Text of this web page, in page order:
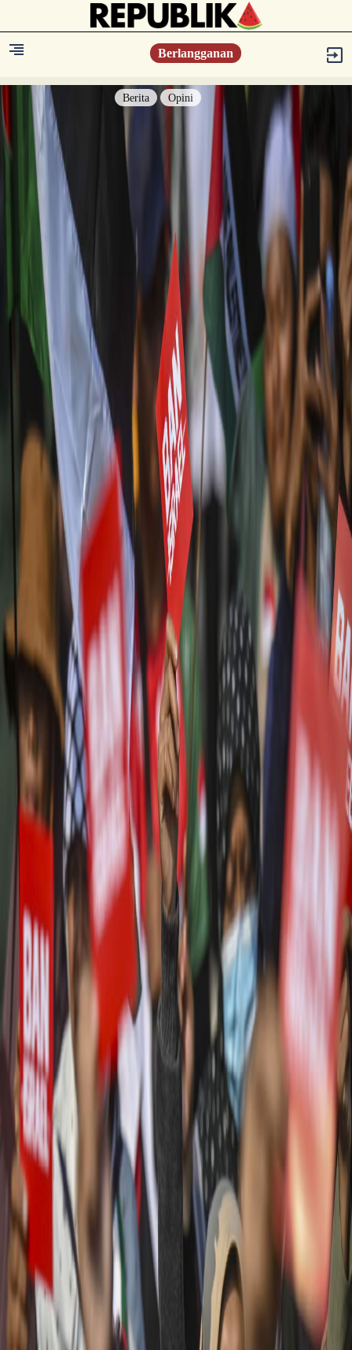
Berlangganan
Berita Opini
Berita
Islam Digest
Hikmah
Opini
Konsultasi Syariah
Resonansi
Sejarah
Lensa
Iqtishodia
Sastra
Literasi Umat